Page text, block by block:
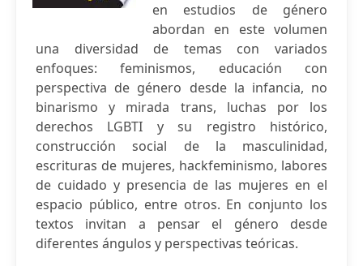
en estudios de género
abordan en este volumen
una diversidad de temas con variados
enfoques: feminismos, educación con
perspectiva de género desde la infancia, no
binarismo y mirada trans, luchas por los
derechos LGBTI y su registro histórico,
construcción social de la masculinidad,
escrituras de mujeres, hackfeminismo, labores
de cuidado y presencia de las mujeres en el
espacio público, entre otros. En conjunto los
textos invitan a pensar el género desde
diferentes ángulos y perspectivas teóricas.